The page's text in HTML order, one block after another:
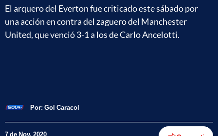
El arquero del Everton fue criticado este sábado por
una acción en contra del zaguero del Manchester
United, que venció 3-1 a los de Carlo Ancelotti.
Por: Gol Caracol
7 de Nov, 2020